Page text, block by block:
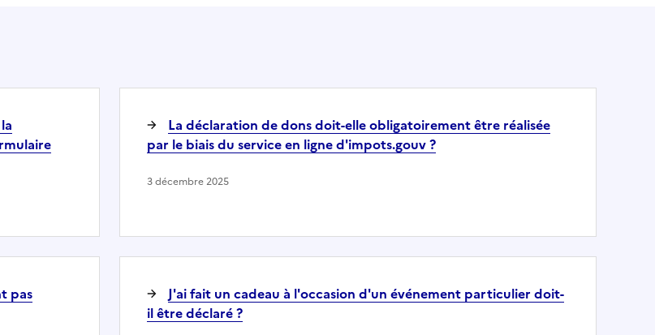
La déclaration de dons doit-elle obligatoirement être réalisée
par le biais du service en ligne d'impots.gouv ?
3 décembre 2025
pas
J'ai fait un cadeau à l'occasion d'un événement particulier doit-
il être déclaré ?